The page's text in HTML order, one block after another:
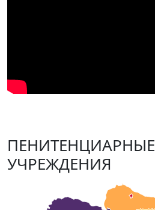
ПЕНИТЕНЦИАРНЫЕ
УЧРЕЖДЕНИЯ